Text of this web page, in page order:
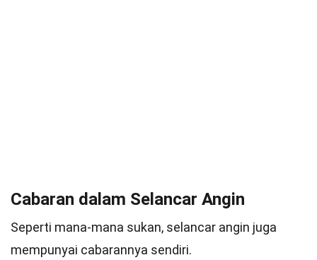
Cabaran dalam Selancar Angin
Seperti mana-mana sukan, selancar angin juga
mempunyai cabarannya sendiri.